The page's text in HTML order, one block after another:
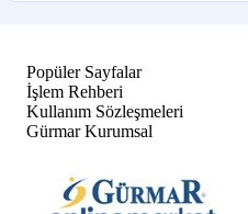
Popüler Sayfalar
İşlem Rehberi
Kullanım Sözleşmeleri
Gürmar Kurumsal